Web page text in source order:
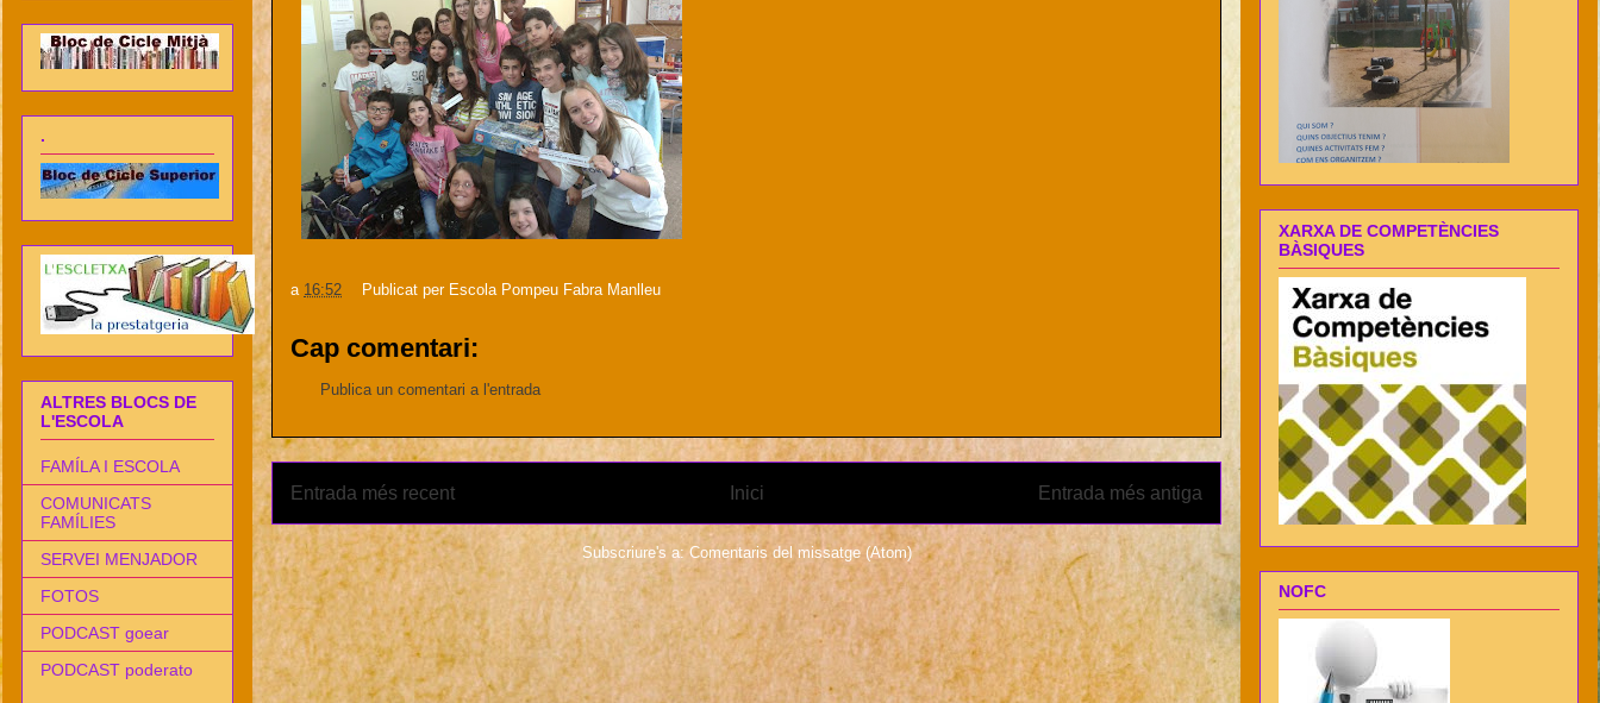
a 16:52 Publicat per Escola Pompeu Fabra Manlleu
Cap comentari:
Publica un comentari a l'entrada
Entrada més recent Entrada més antiga
Inici
Subscriure's a:Comentaris del missatge (Atom)
.
ALTRES BLOCS DE
L'ESCOLA
FAMÍLA I ESCOLA
COMUNICATS
FAMÍLIES
SERVEI MENJADOR
FOTOS
PODCAST goear
PODCAST poderato
XARXA DE COMPETÈNCIES
BÀSIQUES
NOFC